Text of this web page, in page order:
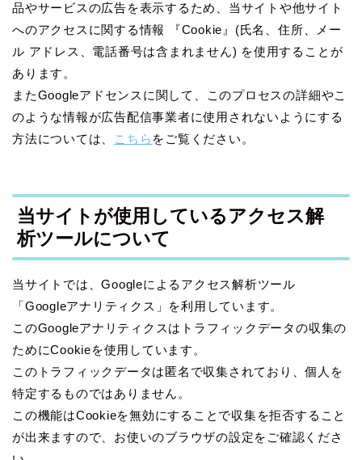
品やサービスの広告を表示するため、当サイトや他サイト
へのアクセスに関する情報 『Cookie』(氏名、住所、メー
ル アドレス、電話番号は含まれません) を使用することが
あります。
またGoogleアドセンスに関して、このプロセスの詳細やこ
のような情報が広告配信事業者に使用されないようにする
方法については、
こちら をご覧ください。
当サイトが使用しているアクセス解
析ツールについて
当サイトでは、Googleによるアクセス解析ツール
「Googleアナリティクス」を利用しています。
このGoogleアナリティクスはトラフィックデータの収集の
ためにCookieを使用しています。
このトラフィックデータは匿名で収集されており、個人を
特定するものではありません。
この機能はCookieを無効にすることで収集を拒否すること
が出来ますので、お使いのブラウザの設定をご確認くださ